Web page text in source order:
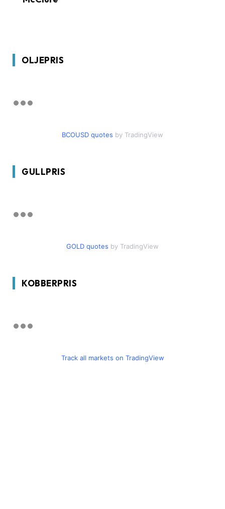
OLJEPRIS
BCOUSD quotes by TradingView
GULLPRIS
GOLD quotes by TradingView
KOBBERPRIS
Track all markets on TradingView